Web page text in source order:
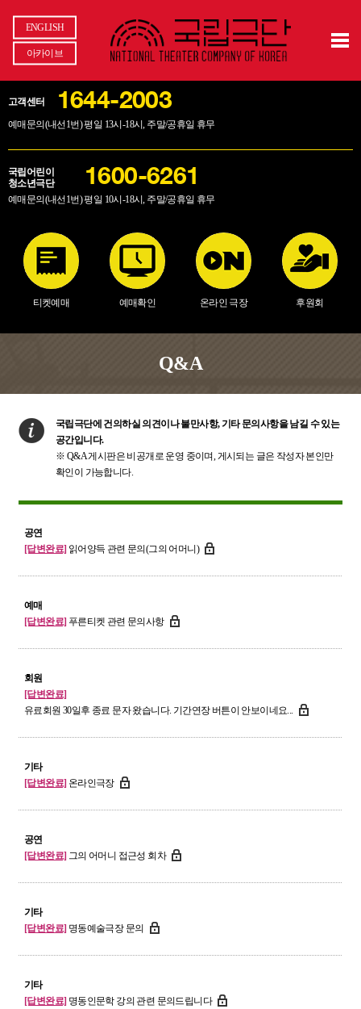
ENGLISH
아카이브
고객센터 1644-2003
예매문의(내선1번) 평일 13시-18시, 주말/공휴일 휴무
국립어린이
청소년극단
1600-6261
예매문의(내선1번) 평일 10시-18시, 주말/공휴일 휴무
티켓예매 예매확인 온라인 극장 후원회
Q&A
국립극단에 건의하실 의견이나 불만사항, 기타 문의사항을 남길 수 있는
공간입니다.
※ Q&A 게시판은 비공개로 운영 중이며, 게시되는 글은 작성자 본인만
확인이 가능합니다.
공연
[답변완료] 읽어양득 관련 문의(그의 어머니)
예매
[답변완료] 푸른티켓 관련 문의사항
회원
[답변완료]
유료회원 30일후 종료 문자 왔습니다. 기간연장 버튼이 안보이네요...
기타
[답변완료] 온라인극장
공연
[답변완료] 그의 어머니 접근성 회차
기타
[답변완료] 명동예술극장 문의
기타
[답변완료] 명동인문학 강의 관련 문의드립니다